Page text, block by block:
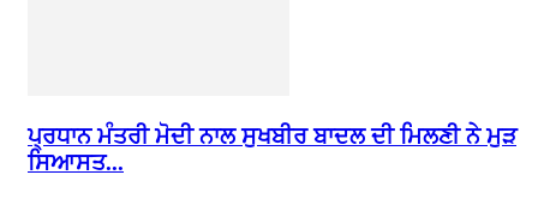
ਪ੍ਰਧਾਨ ਮੰਤਰੀ ਮੋਦੀ ਨਾਲ ਸੁਖਬੀਰ ਬਾਦਲ ਦੀ ਮਿਲਣੀ ਨੇ ਮੁੜ
ਸਿਆਸਤ...